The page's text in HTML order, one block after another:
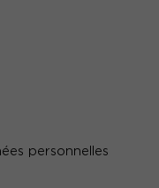
personnelles